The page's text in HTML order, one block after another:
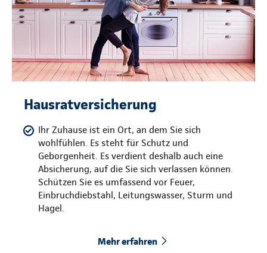
Hausratversicherung
Ihr Zuhause ist ein Ort, an dem Sie sich
wohlfühlen. Es steht für Schutz und
Geborgenheit. Es verdient deshalb auch eine
Absicherung, auf die Sie sich verlassen können.
Schützen Sie es umfassend vor Feuer,
Einbruchdiebstahl, Leitungswasser, Sturm und
Hagel.
Mehr erfahren